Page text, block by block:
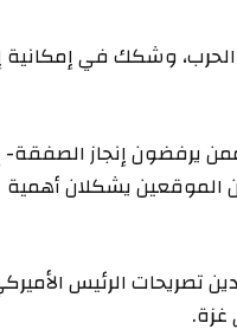
الحرب، وشكك في إمكانية
يرفضون إنجاز الصفقة-
الموقعين يشكلان أهمية
تصريحات الرئيس
غزة.